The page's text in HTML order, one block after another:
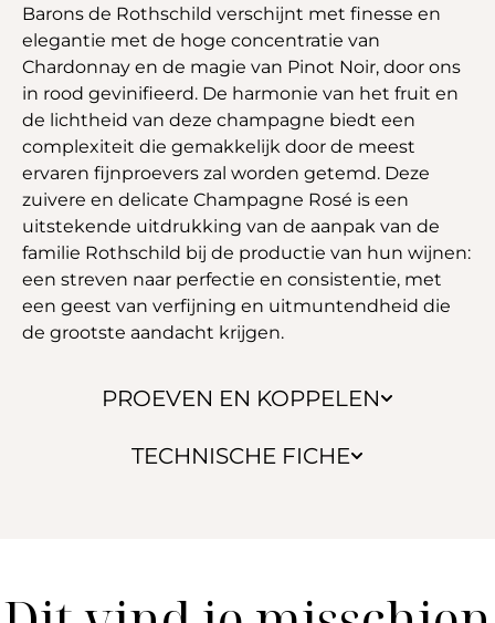
PROEVEN EN KOPPELEN
TECHNISCHE FICHE
Barons de Rothschild verschijnt met finesse en
elegantie met de hoge concentratie van
Chardonnay en de magie van Pinot Noir, door ons
in rood gevinifieerd. De harmonie van het fruit en
de lichtheid van deze champagne biedt een
complexiteit die gemakkelijk door de meest
ervaren fijnproevers zal worden getemd. Deze
zuivere en delicate Champagne Rosé is een
uitstekende uitdrukking van de aanpak van de
familie Rothschild bij de productie van hun wijnen:
een streven naar perfectie en consistentie, met
een geest van verfijning en uitmuntendheid die
de grootste aandacht krijgen.